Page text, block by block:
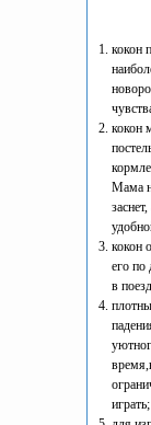
кокон
кокон
Мама
кокон
его по
в
играть;